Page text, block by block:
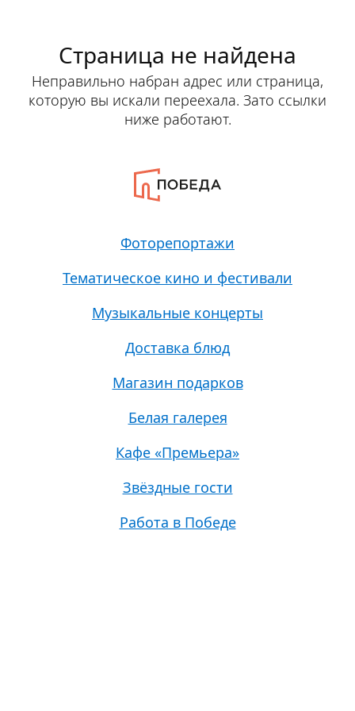
Страница не найдена
Неправильно набран адрес или страница,
которую вы искали переехала. Зато ссылки
ниже работают.
Фоторепортажи
Тематическое кино и фестивали
Музыкальные концерты
Доставка блюд
Магазин подарков
Белая галерея
Кафе «Премьера»
Звёздные гости
Работа в Победе